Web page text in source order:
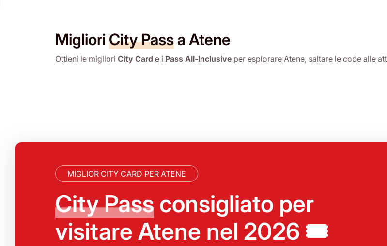
Migliori City Pass a Atene
Ottieni le migliori City Card e i Pass All-Inclusive per esplorare Atene, saltare le code alle
MIGLIOR CITY CARD PER ATENE
City Pass consigliato per
visitare Atene nel 2026 🎟️